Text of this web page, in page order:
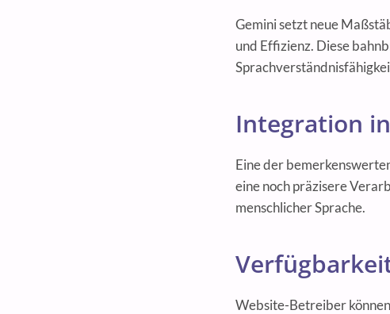
Gemini setzt neue
und Effizienz. Diese
Integration in
Eine der
eine noch präzisere
menschlicher Sprache.
Website-Betreiber